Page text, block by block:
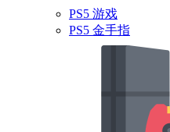
PS5 游戏
PS5 金手指